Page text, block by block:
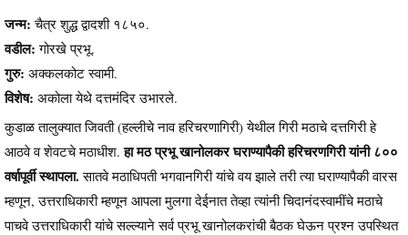
Content
जन्म: चैत्र शुद्ध द्वादशी १८५०.
वडील: गोरखे प्रभू.
गुरु: अक्कलकोट स्वामी.
विशेष: अकोला येथे दत्तमंदिर उभारले.
कुडाळ तालुक्यात जिवती (हल्लीचे नाव हरिचरणागिरी) येथील गिरी मठाचे दत्तगिरी हे
आठवे व शेवटचे मठाधीश.हा मठ प्रभू खानोलकर घराण्यापैकी हरिचरणगिरी यांनी ८००
वर्षापूर्वी स्थापला.सातवे मठाधिपती भगवानगिरी यांचे वय झाले तरी त्या घराण्यापैकी वारस
म्हणून, उत्तराधिकारी म्हणून आपला मुलगा देईनात तेव्हा त्यांनी चिदानंदस्वामींचे मठाचे
पाचवे उत्तराधिकारी यांचे सल्ल्याने सर्व प्रभू खानोलकरांची बैठक घेऊन प्रश्न उपस्थित